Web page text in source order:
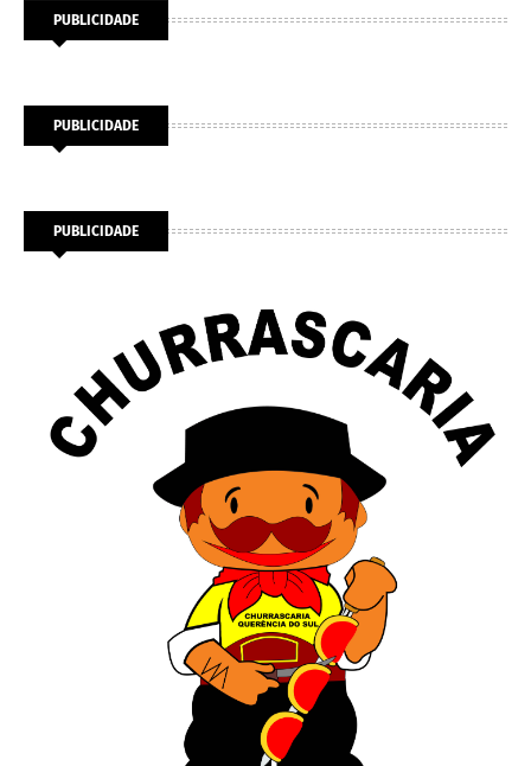
PUBLICIDADE
PUBLICIDADE
PUBLICIDADE